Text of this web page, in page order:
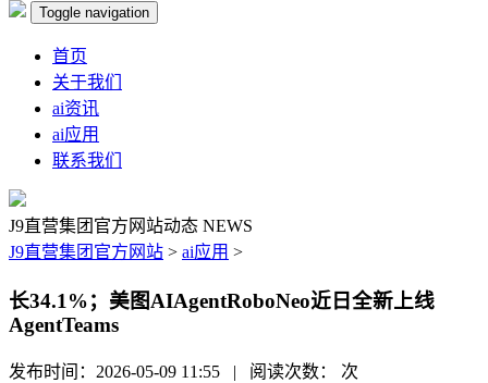
Toggle navigation
首页
关于我们
ai资讯
ai应用
联系我们
J9直营集团官方网站动态 NEWS
J9直营集团官方网站 > ai应用 >
长34.1%；美图AIAgentRoboNeo近日全新上线
AgentTeams
发布时间：2026-05-09 11:55 | 阅读次数： 次